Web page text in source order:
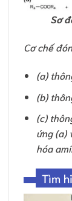
Sơ
Cơ chế
(a)
(b)
(c)
ứng (a)
hóa
Tìm